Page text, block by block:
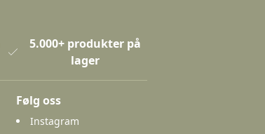
5.000+ produkter på
lager
Følg oss
Instagram